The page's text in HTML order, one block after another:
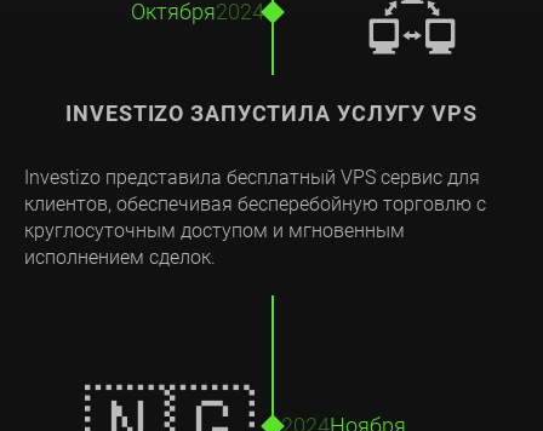
INVESTIZO ЗАПУСТИЛА УСЛУГУ VPS
Investizo представила бесплатный VPS сервис для
клиентов, обеспечивая бесперебойную торговлю с
круглосуточным доступом и мгновенным
исполнением сделок.
Октября2024
Ноября
2024